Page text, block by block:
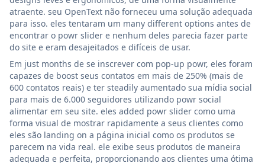
atraente. seu OpenText não forneceu uma solução adequada
para isso. eles tentaram um many different options antes de
encontrar o powr slider e nenhum deles parecia fazer parte
do site e eram desajeitados e difíceis de usar.
Em just months de se inscrever com pop-up powr, eles foram
capazes de boost seus contatos em mais de 250% (mais de
600 contatos reais) e ter steadily aumentado sua mídia social
para mais de 6.000 seguidores utilizando powr social
alimentar em seu site. eles added powr slider como uma
forma visual de mostrar rapidamente a seus clientes como
eles são landing on a página inicial como os produtos se
parecem na vida real. ele exibe seus produtos de maneira
adequada e perfeita, proporcionando aos clientes uma ótima